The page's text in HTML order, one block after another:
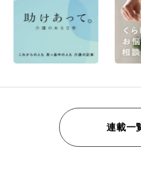
連載一